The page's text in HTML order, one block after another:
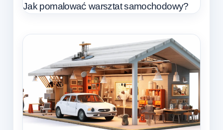
Jak pomalować warsztat samochodowy?